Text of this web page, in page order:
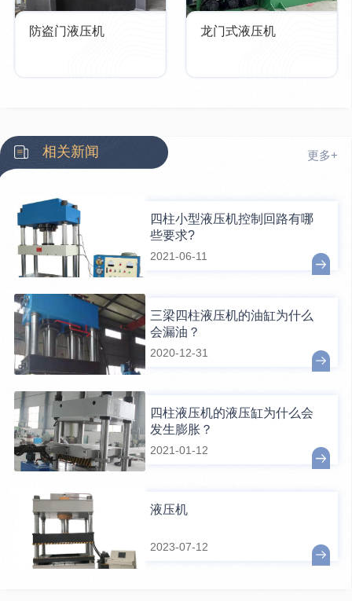
防盗门液压机 龙门式液压机
相关新闻 更多+
四柱小型液压机控制回路有哪
些要求?
2021-06-11
三梁四柱液压机的油缸为什么
会漏油？
2020-12-31
四柱液压机的液压缸为什么会
发生膨胀？
2021-01-12
液压机
2023-07-12